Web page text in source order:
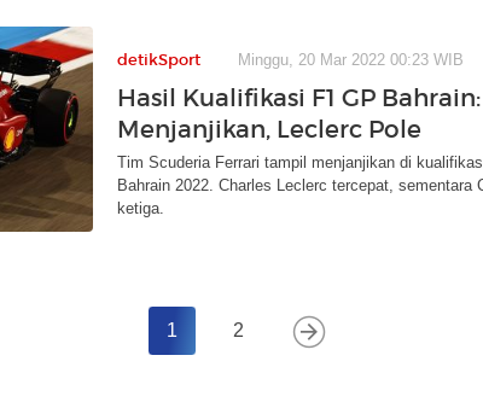
detikSport Minggu, 20 Mar 2022 00:23 WIB
Hasil Kualifikasi F1 GP
Menjanjikan, Leclerc Pole
Tim Scuderia Ferrari tampil menjanjikan di
Bahrain 2022. Charles Leclerc tercepat, sementara
ketiga.
1 2